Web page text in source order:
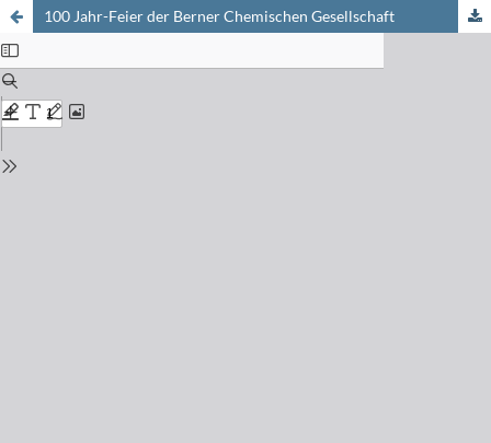
100 Jahr-Feier der Berner Chemischen Gesellschaft